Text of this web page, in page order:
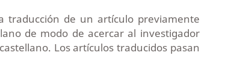
traducción de un artículo previamente
de modo de acercar al investigador
Los artículos traducidos pasan